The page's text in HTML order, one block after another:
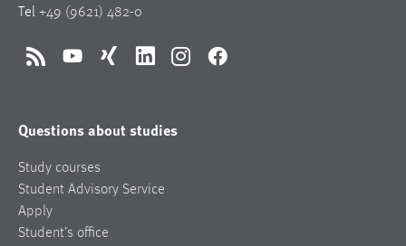
Tel +49 (9621) 482-0
RSS YouTubeXing LinkedInInstagramFacebook
Questions about studies
Study courses
Student Advisory Service
Apply
Student’s office